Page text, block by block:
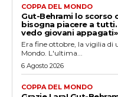
COPPA DEL MONDO
Gut-Behrami lo scorso
bisogna piacere a tutti.
vedo giovani appagati»
Era fine ottobre, la vigilia di
Mondo. L'ultima...
6 Agosto 2026
COPPA DEL MONDO